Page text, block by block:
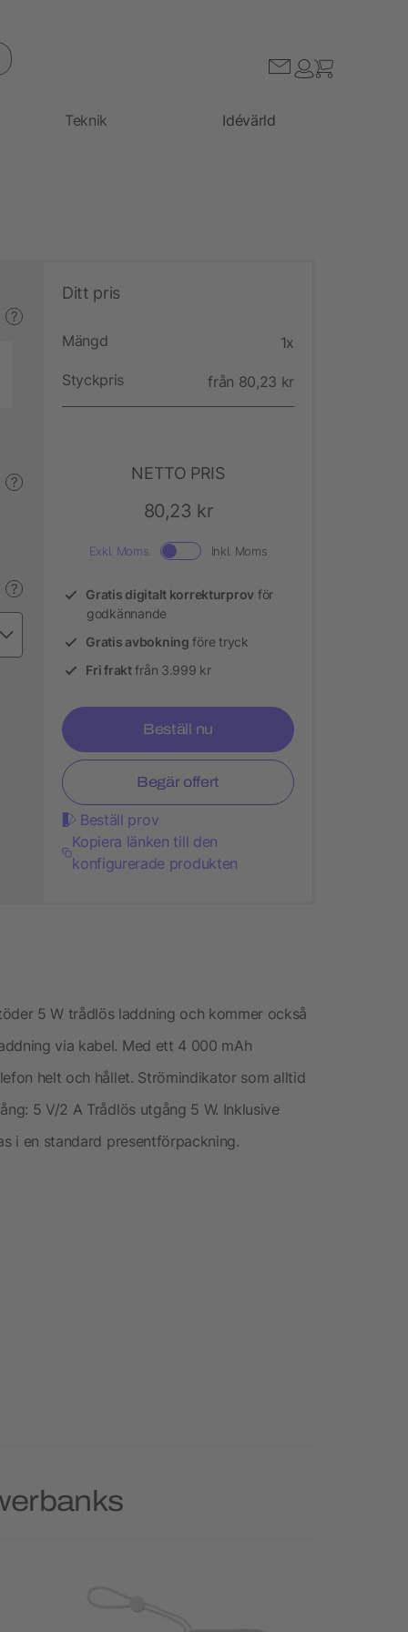
Teknik Idévärld
?
?
?
Ditt pris
Mängd 1x
Styckpris från 80,23 kr
NETTO PRIS
80,23 kr
Exkl. Moms. Inkl. Moms
Gratis digitalt korrekturprov för
godkännande
Gratis avbokning före tryck
Fri fraktfrån 3.999 kr
Beställ nu
Begär offert
Beställ prov
Kopiera länken till den
konfigurerade produkten
5 W trådlös laddning och kommer också
via kabel. Med ett 4 000 mAh
helt och hållet. Strömindikator som alltid
5 V/2 A Trådlös utgång 5 W. Inklusive
i en standard presentförpackning.